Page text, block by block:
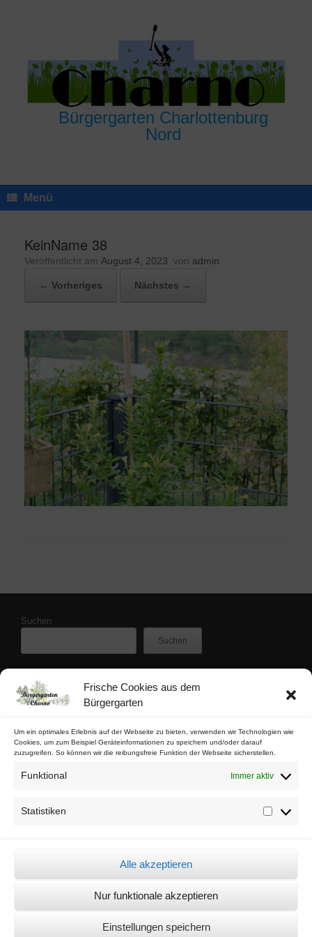
Frische Cookies aus dem
Bürgergarten
Um ein optimales Erlebnis auf der Webseite zu bieten, verwenden wir Technologien wie
Cookies, um zum Beispiel Geräteinformationen zu speichern und/oder darauf
zuzugreifen. So können wir die reibungsfreie Funktion der Webseite sicherstellen.
Funktional Immer aktiv
Statistiken
Alle akzeptieren
Nur funktionale akzeptieren
Einstellungen speichern
Bürgergarten Charlottenburg
Nord
Menü
KeinName 38
Veröffentlicht am August 4, 2023 von admin
← Vorheriges Nächstes →
Suchen
Suchen
Zuletzt veröffentlicht
Buschfunk-Rezensionen: Gartenkrimis von Maren Gießwald
Buschfunk-Rezensionen: Schrebergartenkrimis von Mona Nikolay
Tschaabgsi-Körbchen
© Bürgergarten Charlottenburg Nord 2026 -
Sämtliche Bilder auf dieser
Seite dürfen unter der Quellenangabe "© Bürgergarten Charno"